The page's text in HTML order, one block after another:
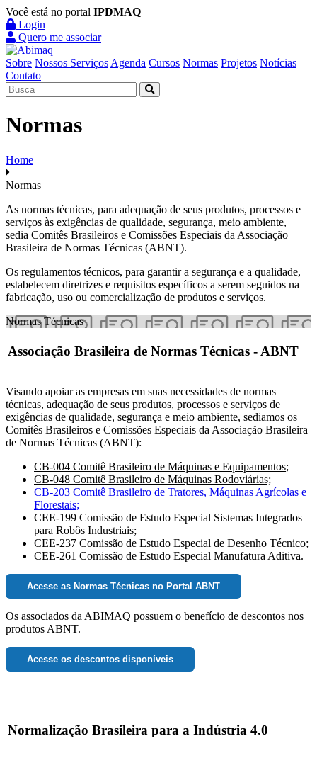
Você está no portal IPDMAQ
Login
Quero me associar
Sobre Nossos Serviços Agenda Cursos Normas Projetos Notícias
Contato
Normas
Home
Normas
As normas técnicas, para adequação de seus produtos, processos e
serviços às exigências de qualidade, segurança, meio ambiente,
sedia Comitês Brasileiros e Comissões Especiais da Associação
Brasileira de Normas Técnicas (ABNT).
Os regulamentos técnicos, para garantir a segurança e a qualidade,
estabelecem diretrizes e requisitos específicos a serem seguidos na
fabricação, uso ou comercialização de produtos e serviços.
Normas Técnicas
Associação Brasileira de Normas Técnicas - ABNT
Visando apoiar as empresas em suas necessidades de normas
técnicas, adequação de seus produtos, processos e serviços de
exigências de qualidade, segurança e meio ambiente, sediamos os
Comitês Brasileiros e Comissões Especiais da Associação Brasileira
de Normas Técnicas (ABNT):
CB-004 Comitê Brasileiro de Máquinas e Equipamentos;
CB-048 Comitê Brasileiro de Máquinas Rodoviárias;
CB-203 Comitê Brasileiro de Tratores, Máquinas Agrícolas e
Florestais;
CEE-199 Comissão de Estudo Especial Sistemas Integrados
para Robôs Industriais;
CEE-237 Comissão de Estudo Especial de Desenho Técnico;
CEE-261 Comissão de Estudo Especial Manufatura Aditiva.
Acesse as Normas Técnicas no Portal ABNT
Os associados da ABIMAQ possuem o benefício de descontos nos
produtos ABNT.
Acesse os descontos disponíveis
Normalização Brasileira para a Indústria 4.0